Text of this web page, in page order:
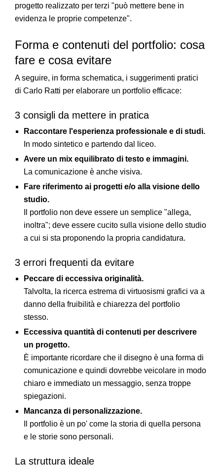
progetto realizzato per terzi "può mettere bene in
evidenza le proprie competenze".
Forma e contenuti del portfolio: cosa
fare e cosa evitare
A seguire, in forma schematica, i suggerimenti pratici
di Carlo Ratti per elaborare un portfolio efficace:
3 consigli da mettere in pratica
Raccontare l'esperienza professionale e di studi.
In modo sintetico e partendo dal liceo.
Avere un mix equilibrato di testo e immagini.
La comunicazione è anche visiva.
Fare riferimento ai progetti e/o alla visione dello
studio.
Il portfolio non deve essere un semplice "allega,
inoltra"; deve essere cucito sulla visione dello studio
a cui si sta proponendo la propria candidatura.
3 errori frequenti da evitare
Peccare di eccessiva originalità.
Talvolta, la ricerca estrema di virtuosismi grafici va a
danno della fruibilità e chiarezza del portfolio
stesso.
Eccessiva quantità di contenuti per descrivere
un progetto.
È importante ricordare che il disegno è una forma di
comunicazione e quindi dovrebbe veicolare in modo
chiaro e immediato un messaggio, senza troppe
spiegazioni.
Mancanza di personalizzazione.
Il portfolio è un po' come la storia di quella persona
e le storie sono personali.
La struttura ideale